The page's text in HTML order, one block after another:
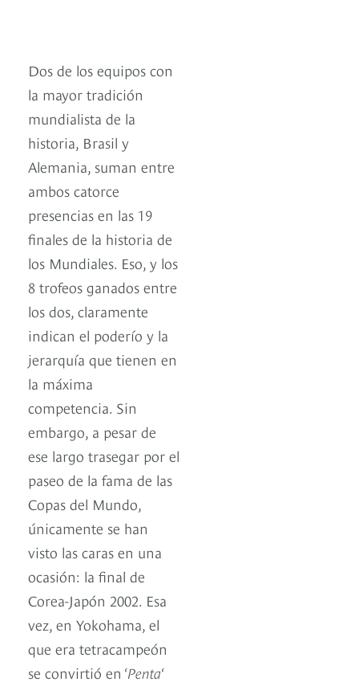
Dos de los equipos con
la mayor tradición
mundialista de la
historia, Brasil y
Alemania, suman entre
ambos catorce
presencias en las 19
finales de la historia de
los Mundiales. Eso, y los
8 trofeos ganados entre
los dos, claramente
indican el poderío y la
jerarquía que tienen en
la máxima
competencia. Sin
embargo, a pesar de
ese largo trasegar por el
paseo de la fama de las
Copas del Mundo,
únicamente se han
visto las caras en una
ocasión: la final de
Corea-Japón 2002. Esa
vez, en Yokohama, el
que era tetracampeón
se convirtió en ‘Penta‘